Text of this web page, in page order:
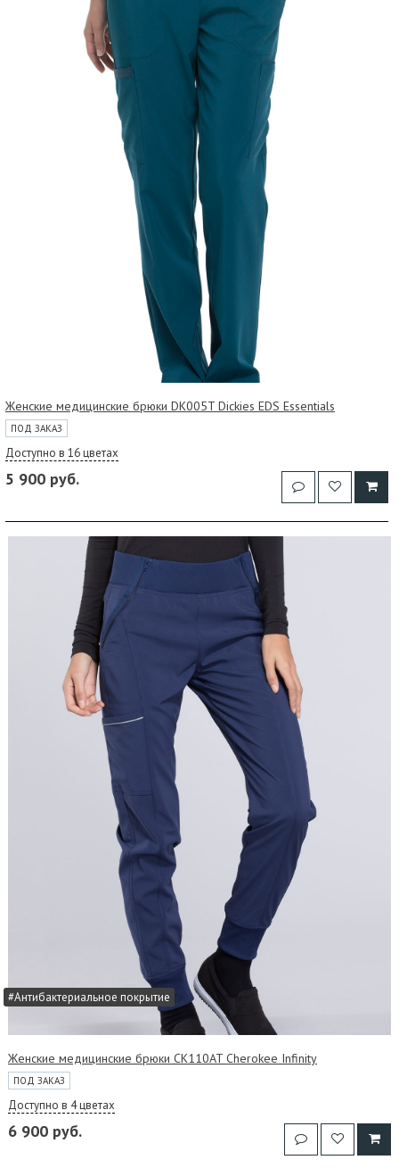
Женские медицинские брюки DK005T Dickies EDS Essentials
ПОД ЗАКАЗ
Доступно в 16 цветах
5 900 руб.
#Антибактериальное покрытие
Женские медицинские брюки CK110AT Cherokee Infinity
ПОД ЗАКАЗ
Доступно в 4 цветах
6 900 руб.